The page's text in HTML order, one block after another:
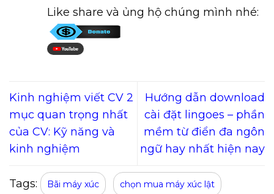
Like share và ủng hộ chúng mình nhé:
Kinh nghiệm viết CV 2
mục quan trọng nhất
của CV: Kỹ năng và
kinh nghiệm
Hướng dẫn download
cài đặt lingoes – phần
mềm từ điển đa ngôn
ngữ hay nhất hiện nay
Tags: Bãi máy xúc chọn mua máy xúc lật